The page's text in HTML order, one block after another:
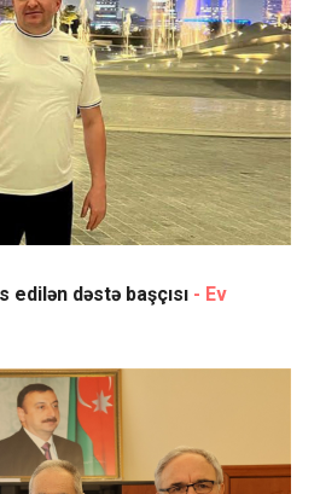
edilən dəstə başçısı - Ev